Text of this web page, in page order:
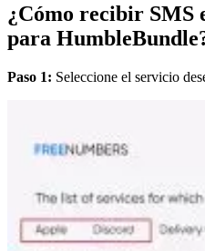
¿Cómo recibir SMS
para
Paso 1: Seleccione el servicio